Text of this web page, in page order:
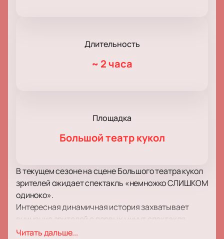
Длительность
~ 2 часа
Площадка
Большой театр кукол
В текущем сезоне на сцене Большого театра кукол
зрителей ожидает спектакль «немножко СЛИШКОМ
одиноко».
Интересная динамичная история захватывает
внимание зрителей с первых минут спектакля.
Поверьте, вы не сможете оторвать глаз от сцены ни
Читать дальше...